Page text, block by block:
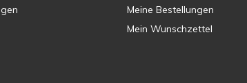
Meine Bestellungen
Mein Wunschzettel